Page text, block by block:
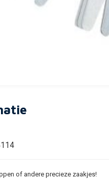
of andere precieze zaakjes!